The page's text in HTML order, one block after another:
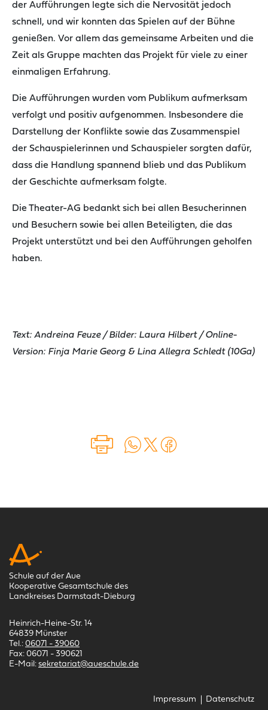
der Aufführungen legte sich die Nervosität jedoch
schnell, und wir konnten das Spielen auf der Bühne
genießen. Vor allem das gemeinsame Arbeiten und die
Zeit als Gruppe machten das Projekt für viele zu einer
einmaligen Erfahrung.
Die Aufführungen wurden vom Publikum aufmerksam
verfolgt und positiv aufgenommen. Insbesondere die
Darstellung der Konflikte sowie das Zusammenspiel
der Schauspielerinnen und Schauspieler sorgten dafür,
dass die Handlung spannend blieb und das Publikum
der Geschichte aufmerksam folgte.
Die Theater-AG bedankt sich bei allen Besucherinnen
und Besuchern sowie bei allen Beteiligten, die das
Projekt unterstützt und bei den Aufführungen geholfen
haben.
Text: Andreina Feuze / Bilder: Laura Hilbert / Online-
Version: Finja Marie Georg & Lina Allegra Schledt (10Ga)
Auf WhatsApp teilen
Auf X teilen
Auf Facebook teilen
Schule auf der Aue
Kooperative Gesamtschule des
Landkreises Darmstadt-Dieburg
Heinrich-Heine-Str. 14
64839 Münster
Tel.: 06071 - 39060
Fax: 06071 - 390621
E-Mail: sekretariat@aueschule.de
Navigation überspringen
Impressum Datenschutz